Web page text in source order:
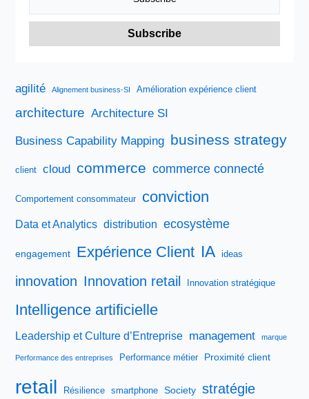
agilité Alignement business-SI Amélioration expérience client
architecture Architecture SI
Business Capability Mapping business strategy
client cloud commerce commerce connecté
Comportement consommateur conviction
Data et Analytics distribution ecosystème
engagement Expérience Client IA ideas
innovation Innovation retail Innovation stratégique
Intelligence artificielle
Leadership et Culture d’Entreprise management marque
Performance des entreprises Performance métier Proximité client
retail Résilience smartphone Society stratégie